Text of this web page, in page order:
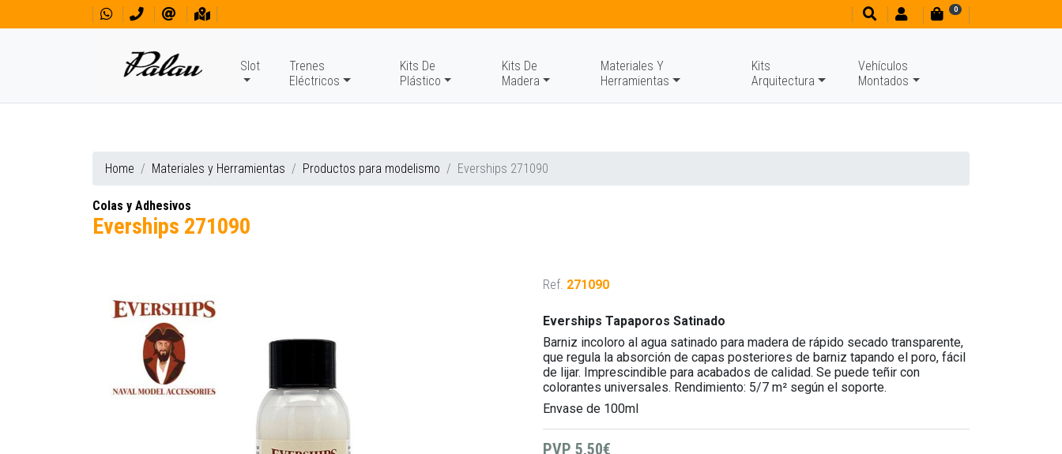
0
Slot
Trenes
Eléctricos
Kits De
Plástico
Kits De
Madera
Materiales Y
Herramientas
Kits
Arquitectura
Vehículos
Montados
Home Materiales y Herramientas Productos para modelismo Everships 271090
Colas y Adhesivos
Everships 271090
Ref. 271090
Everships Tapaporos Satinado
Barniz incoloro al agua satinado para madera de rápido secado transparente,
que regula la absorción de capas posteriores de barniz tapando el poro, fácil
de lijar. Imprescindible para acabados de calidad. Se puede teñir con
colorantes universales. Rendimiento: 5/7 m² según el soporte.
Envase de 100ml
PVP 5,50€